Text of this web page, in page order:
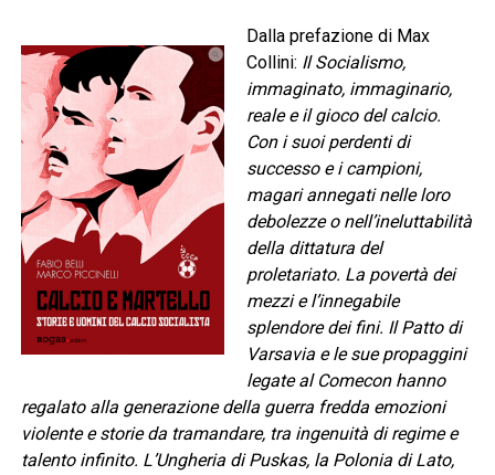
Dalla prefazione di Max
Collini: Il Socialismo,
immaginato, immaginario,
reale e il gioco del calcio.
Con i suoi perdenti di
successo e i campioni,
magari annegati nelle loro
debolezze o nell’ineluttabilità
della dittatura del
proletariato. La povertà dei
mezzi e l’innegabile
splendore dei fini. Il Patto di
Varsavia e le sue propaggini
legate al Comecon hanno
regalato alla generazione della guerra fredda emozioni
violente e storie da tramandare, tra ingenuità di regime e
talento infinito. L’Ungheria di Puskas, la Polonia di Lato,